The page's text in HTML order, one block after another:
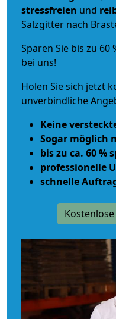
stressfreien und
Salzgitter nach
Sparen Sie bis zu
bei uns!
Holen Sie sich jetzt
unverbindliche
Keine
Sogar möglich
bis zu ca. 60 %
professionelle
schnelle